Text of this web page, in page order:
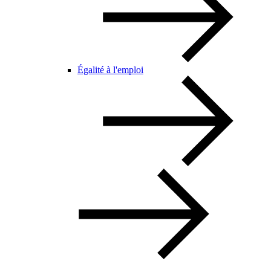
Égalité à l'emploi